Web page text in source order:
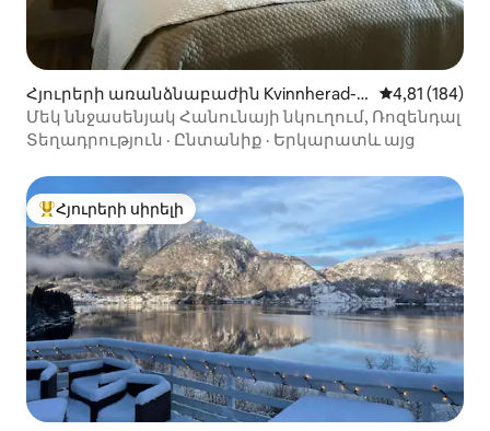
Հյուրերի առանձնաբաժին Kvinnherad-ո
ւմ
Միջին
4,81 (184)
Մեկ ննջասենյակ Հանունայի նկուղում, Ռոզենդալ
Տեղադրություն · Ընտանիք · Երկարատև այց
Հյուրերի սիրելի լավագույն տները
Հյուրերի սիրելի